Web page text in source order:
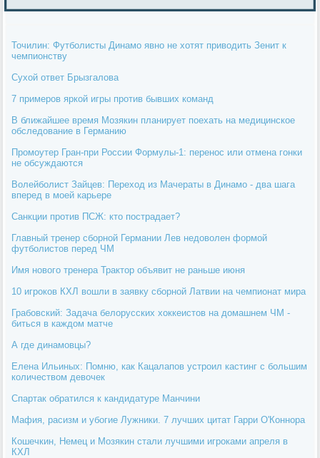
Точилин: Футболисты Динамо явно не хотят приводить Зенит к
чемпионству
Сухой ответ Брызгалова
7 примеров яркой игры против бывших команд
В ближайшее время Мозякин планирует поехать на медицинское
обследование в Германию
Промоутер Гран-при России Формулы-1: перенос или отмена гонки
не обсуждаются
Волейболист Зайцев: Переход из Мачераты в Динамо - два шага
вперед в моей карьере
Санкции против ПСЖ: кто пострадает?
Главный тренер сборной Германии Лев недоволен формой
футболистов перед ЧМ
Имя нового тренера Трактор объявит не раньше июня
10 игроков КХЛ вошли в заявку сборной Латвии на чемпионат мира
Грабовский: Задача белорусских хоккеистов на домашнем ЧМ -
биться в каждом матче
А где динамовцы?
Елена Ильиных: Помню, как Кацалапов устроил кастинг с большим
количеством девочек
Спартак обратился к кандидатуре Манчини
Мафия, расизм и убогие Лужники. 7 лучших цитат Гарри О'Коннора
Кошечкин, Немец и Мозякин стали лучшими игроками апреля в
КХЛ